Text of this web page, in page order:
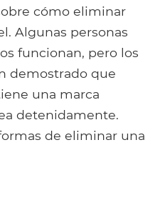
cómo eliminar
Algunas personas
funcionan, pero los
demostrado que
una marca
detenidamente.
de eliminar una